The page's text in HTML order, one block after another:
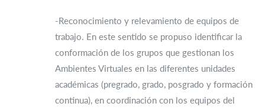
-Reconocimiento y relevamiento de equipos de
trabajo. En este sentido se propuso identificar la
conformación de los grupos que gestionan los
Ambientes Virtuales en las diferentes unidades
académicas (pregrado, grado, posgrado y formación
continua), en coordinación con los equipos del